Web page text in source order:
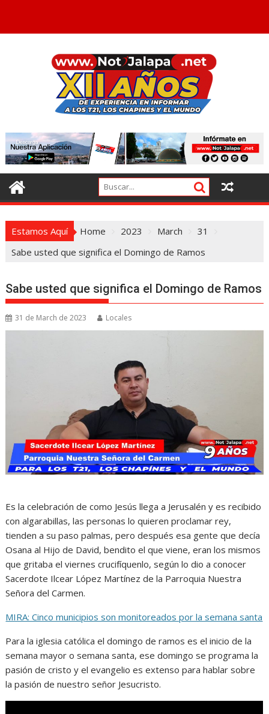
Estamos Aquí Home 2023 March
31
Sabe usted que significa el Domingo de Ramos
Sabe usted que significa el Domingo de Ramos
31 de March de 2023 Locales
Es la celebración de como Jesús llega a Jerusalén y es recibido
con algarabillas, las personas lo quieren proclamar rey,
tienden a su paso palmas, pero después esa gente que decía
Osana al Hijo de David, bendito el que viene, eran los mismos
que gritaba el viernes crucifíquenlo, según lo dio a conocer
Sacerdote Ilcear López Martínez de la Parroquia Nuestra
Señora del Carmen.
MIRA: Cinco municipios son monitoreados por la semana santa
Para la iglesia católica el domingo de ramos es el inicio de la
semana mayor o semana santa, ese domingo se programa la
pasión de cristo y el evangelio es extenso para hablar sobre
la pasión de nuestro señor Jesucristo.